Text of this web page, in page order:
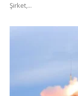
Şirket,...